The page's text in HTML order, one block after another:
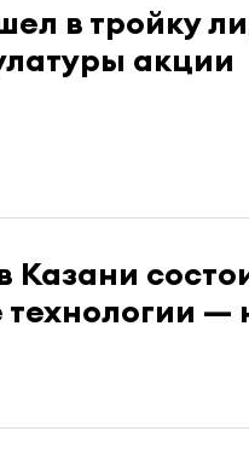
в тройку
акции
Казани
—